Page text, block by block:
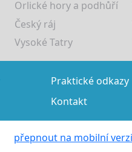
Orlické hory a podhůří
Český ráj
Vysoké Tatry
Praktické odkazy
Kontakt
přepnout na mobilní verzi